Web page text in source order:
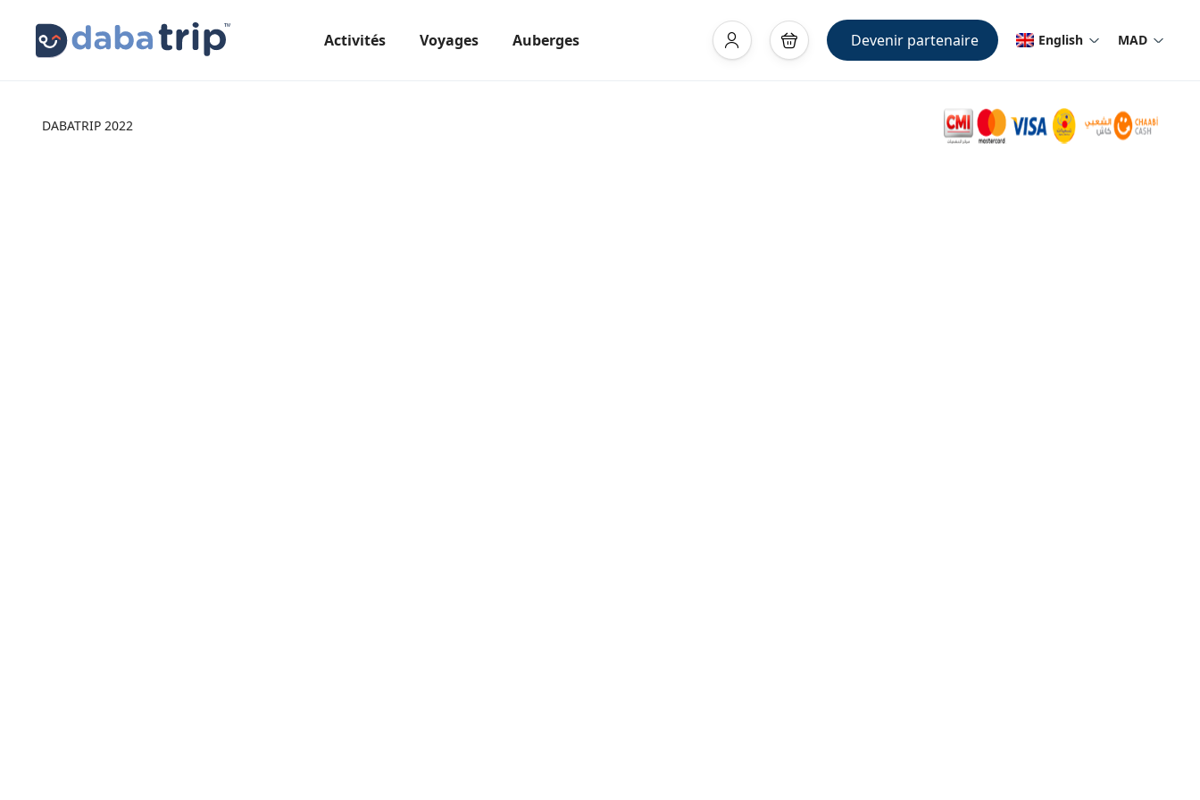
Activités Voyages Auberges Devenir partenaire English MAD
DABATRIP 2022